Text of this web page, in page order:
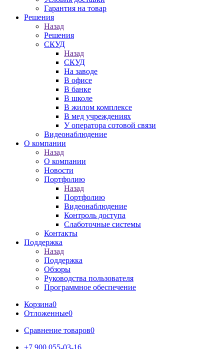
Гарантия на товар
Решения
Назад
Решения
СКУД
Назад
СКУД
На заводе
В офисе
В банке
В школе
В жилом комплексе
В мед учреждениях
У оператора сотовой связи
Видеонаблюдение
О компании
Назад
О компании
Новости
Портфолию
Назад
Портфолию
Видеонаблюдение
Контроль доступа
Слаботочные системы
Контакты
Поддержка
Назад
Поддержка
Обзоры
Руководства пользователя
Программное обеспечение
Корзина0
Отложенные0
Сравнение товаров0
+7 900 055-03-16